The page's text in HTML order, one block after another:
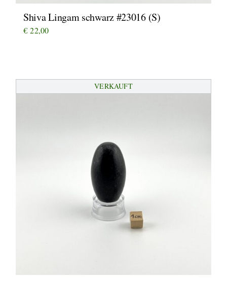
Shiva Lingam schwarz #23016 (S)
€ 22,00
VERKAUFT